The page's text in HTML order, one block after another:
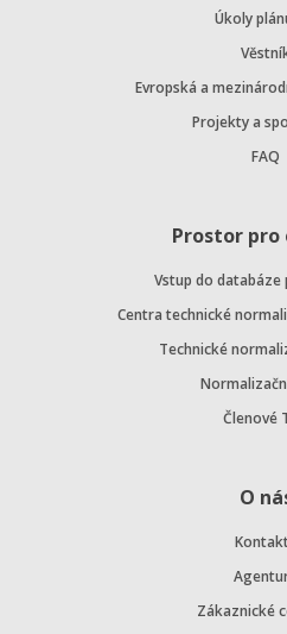
Úkoly
Evropská a
Projekty a
FAQ
Prostor
Vstup do databáze
Centra technické
Technické
Členové
O
Zákaznické